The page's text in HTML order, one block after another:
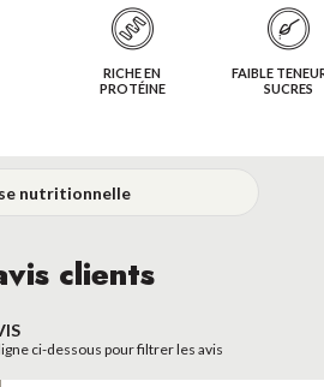
RICHE EN
PROTÉINE
FAIBLE
SUCRES
nutritionnelle
clients
ci-dessous pour filtrer les avis